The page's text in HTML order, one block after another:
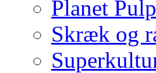
Planet Pulp
Skræk og